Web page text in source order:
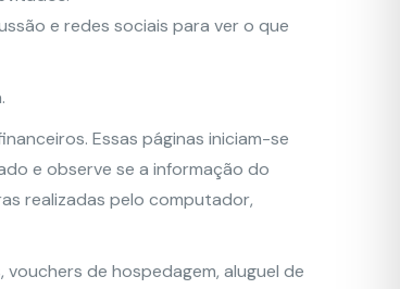
e redes sociais para ver o que
Essas páginas iniciam-se
e observe se a informação do
realizadas pelo computador,
de hospedagem, aluguel de